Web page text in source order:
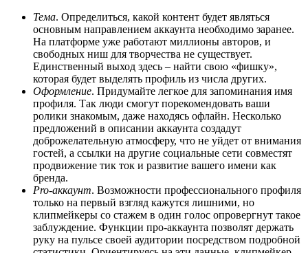
Тема. Определиться, какой контент будет являться
основным направлением аккаунта необходимо заранее.
На платформе уже работают миллионы авторов, и
свободных ниш для творчества не существует.
Единственный выход здесь – найти свою «фишку»,
которая будет выделять профиль из числа других.
Оформление. Придумайте легкое для запоминания имя
профиля. Так люди смогут порекомендовать ваши
ролики знакомым, даже находясь офлайн. Несколько
предложений в описании аккаунта создадут
доброжелательную атмосферу, что не уйдет от внимания
гостей, а ссылки на другие социальные сети совместят
продвижение тик ток и развитие вашего имени как
бренда.
Pro-аккаунт. Возможности профессионального профиля
только на первый взгляд кажутся лишними, но
клипмейкеры со стажем в один голос опровергнут такое
заблуждение. Функции про-аккаунта позволят держать
руку на пульсе своей аудитории посредством подробной